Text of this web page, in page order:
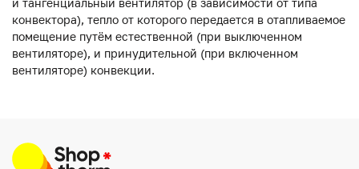
и тангенциальный вентилятор (в зависимости от типа
конвектора), тепло от которого передается в отапливаемое
помещение путём естественной (при выключенном
вентиляторе), и принудительной (при включенном
вентиляторе) конвекции.